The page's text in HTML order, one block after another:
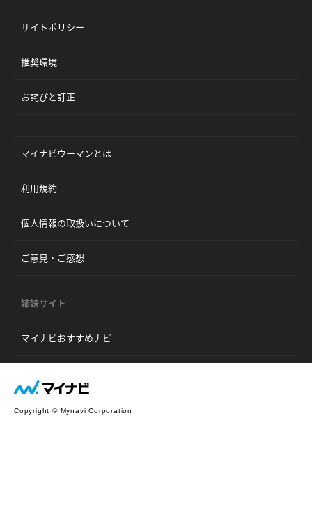
サイトポリシー
推奨環境
お詫びと訂正
マイナビウーマンとは
利用規約
個人情報の取扱いについて
ご意見・ご感想
姉妹サイト
マイナビおすすめナビ
Copyright © Mynavi Corporation